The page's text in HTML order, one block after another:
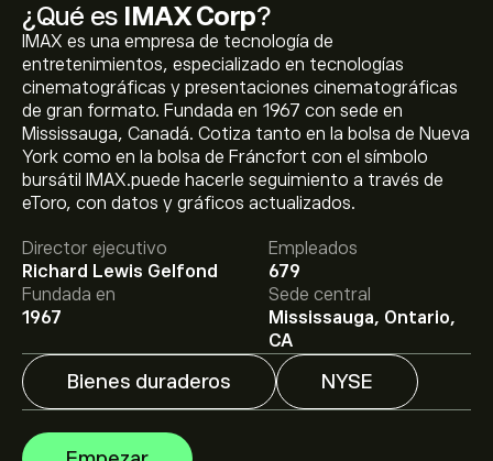
¿Qué es IMAX Corp?
IMAX es una empresa de tecnología de
entretenimientos, especializado en tecnologías
cinematográficas y presentaciones cinematográficas
de gran formato. Fundada en 1967 con sede en
Mississauga, Canadá. Cotiza tanto en la bolsa de Nueva
York como en la bolsa de Fráncfort con el símbolo
bursátil IMAX.puede hacerle seguimiento a través de
eToro, con datos y gráficos actualizados.
Director ejecutivo
Richard Lewis Gelfond
Empleados
679
Fundada en
1967
Sede central
Mississauga, Ontario,
CA
Bienes duraderos NYSE
El precio actual de las acciones de IMAX es de 49.73‎$‎.
El precio medio objetivo para las acciones de IMAX
Corp es de 49.73‎$‎.
en eToro para conocer
los precios objetivo y las previsiones de los analistas.
Las previsiones de los analistas para las acciones de
IMAX Corp se basan en las tendencias del mercado, los
estados financieros y el crecimiento previsto. Consulta
las previsiones más recientes para conocer la evolución
La capitalización bursátil de IMAX Corp se sitúa en